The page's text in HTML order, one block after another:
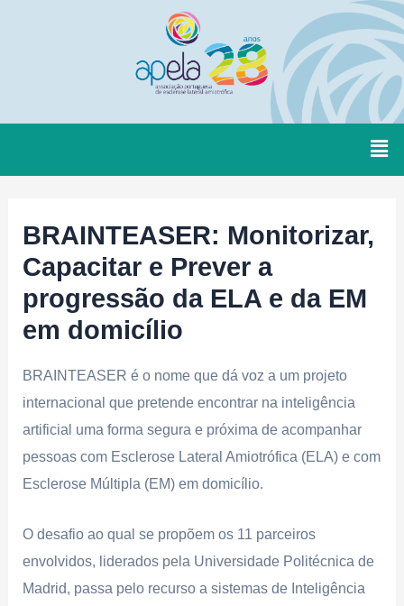
BRAINTEASER: Monitorizar,
Capacitar e Prever a
progressão da ELA e da EM
em domicílio
BRAINTEASER é o nome que dá voz a um projeto
internacional que pretende encontrar na inteligência
artificial uma forma segura e próxima de acompanhar
pessoas com Esclerose Lateral Amiotrófica (ELA) e com
Esclerose Múltipla (EM) em domicílio.
O desafio ao qual se propõem os 11 parceiros
envolvidos, liderados pela Universidade Politécnica de
Madrid, passa pelo recurso a sistemas de Inteligência